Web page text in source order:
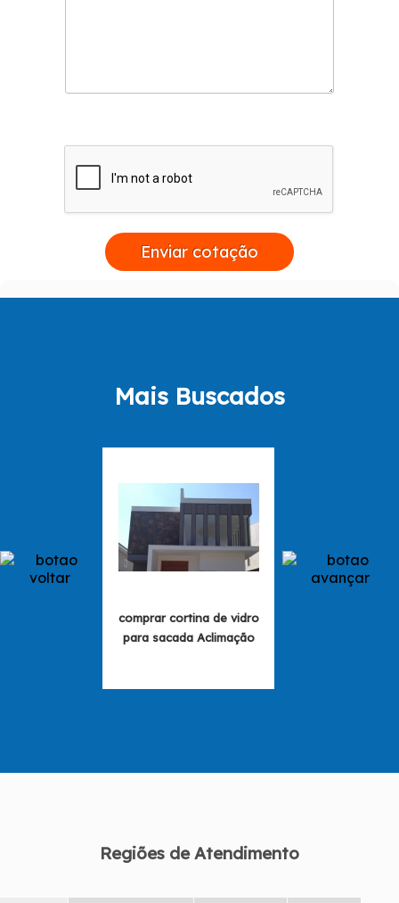
Enviar cotação
Mais Buscados
comprar cortina de vidro
para sacada Aclimação
Regiões de Atendimento